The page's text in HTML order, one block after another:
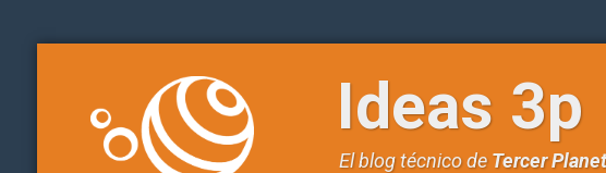
Ideas 3p
El blog técnico deTercer